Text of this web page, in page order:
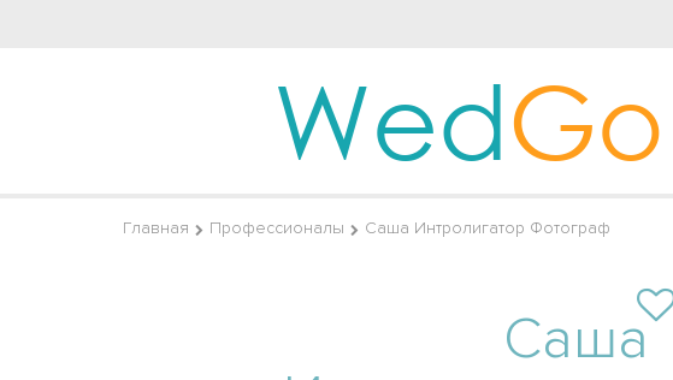
WedGo
Главная Профессионалы Саша Интролигатор Фотограф
Саша